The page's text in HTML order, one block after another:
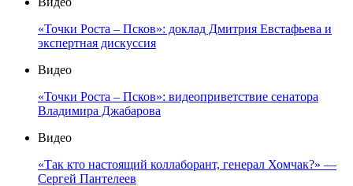
«Точки Роста – Псков»: доклад Дмитрия Евстафьева и
экспертная дискуссия
Видео
«Точки Роста – Псков»: видеоприветствие сенатора
Владимира Джабарова
Видео
«Так кто настоящий коллаборант, генерал Хомчак?» —
Сергей Пантелеев